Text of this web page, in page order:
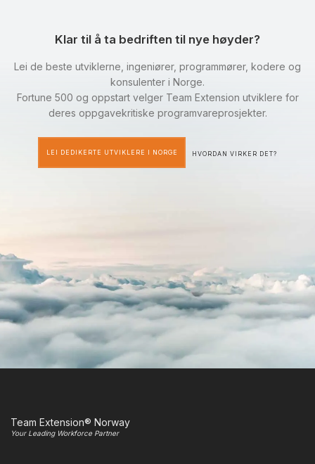
Klar til å ta bedriften til nye høyder?
Lei de beste utviklerne, ingeniører, programmører, kodere og
konsulenter i Norge.
Fortune 500 og oppstart velger Team Extension utviklere for
deres oppgavekritiske programvareprosjekter.
LEI DEDIKERTE UTVIKLERE I NORGE HVORDAN VIRKER DET?
Team Extension® Norway
Your Leading Workforce Partner